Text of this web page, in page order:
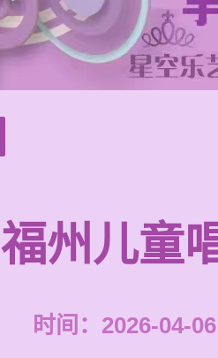
福州儿童
时间：2026-04-